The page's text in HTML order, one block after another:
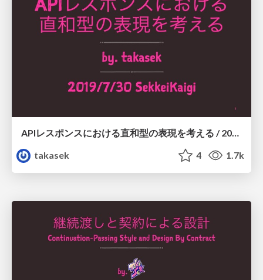
APIレスポンスにおける直和型の表現を考える / 20190730 sekkeikaigi
takasek
4 1.7k